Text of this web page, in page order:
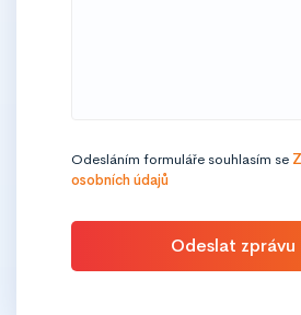
Odesláním formuláře souhlasím se
osobních údajů
Odeslat zprávu